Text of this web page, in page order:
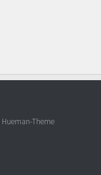
Hueman-Theme